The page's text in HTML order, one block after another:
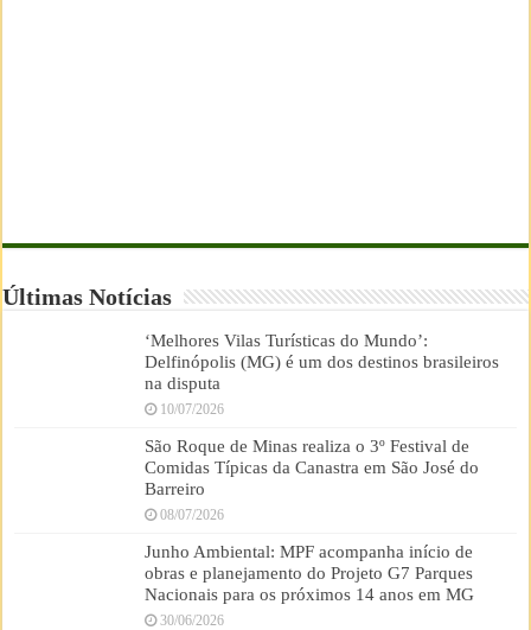
Últimas Notícias
‘Melhores Vilas Turísticas do Mundo’:
Delfinópolis (MG) é um dos destinos brasileiros
na disputa
10/07/2026
São Roque de Minas realiza o 3º Festival de
Comidas Típicas da Canastra em São José do
Barreiro
08/07/2026
Junho Ambiental: MPF acompanha início de
obras e planejamento do Projeto G7 Parques
Nacionais para os próximos 14 anos em MG
30/06/2026